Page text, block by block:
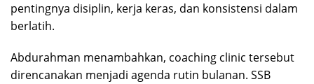
pentingnya disiplin, kerja keras, dan konsistensi dalam
berlatih.
Abdurahman menambahkan, coaching clinic tersebut
direncanakan menjadi agenda rutin bulanan. SSB